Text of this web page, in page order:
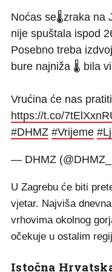
Noćas se🌡zraka na
nije spuštala ispod
Posebno treba
bure najniža 🌡 bila
Vrućina će nas
https://t.co/
#DHMZ #Vrijeme
— DHMZ
U Zagrebu će biti
vjetar. Najviša
vrhovima okolnog
očekuje u ostalim
Istočna